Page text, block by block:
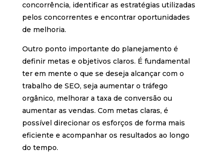
concorrência, identificar as estratégias utilizadas
pelos concorrentes e encontrar oportunidades
de melhoria.
Outro ponto importante do planejamento é
definir metas e objetivos claros. É fundamental
ter em mente o que se deseja alcançar com o
trabalho de SEO, seja aumentar o tráfego
orgânico, melhorar a taxa de conversão ou
aumentar as vendas. Com metas claras, é
possível direcionar os esforços de forma mais
eficiente e acompanhar os resultados ao longo
do tempo.